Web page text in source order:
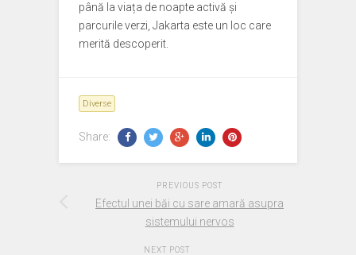
până la viața de noapte activă și
parcurile verzi, Jakarta este un loc care
merită descoperit.
Diverse
Share:
PREVIOUS POST
Efectul unei băi cu sare amară asupra
sistemului nervos
NEXT POST